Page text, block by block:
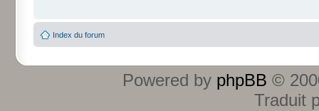
Index du forum
Powered by phpBB ©
Traduit